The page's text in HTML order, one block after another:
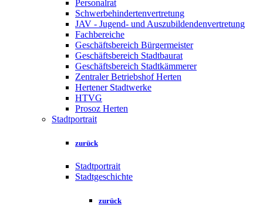
Personalrat
Schwerbehindertenvertretung
JAV - Jugend- und Auszubildendenvertretung
Fachbereiche
Geschäftsbereich Bürgermeister
Geschäftsbereich Stadtbaurat
Geschäftsbereich Stadtkämmerer
Zentraler Betriebshof Herten
Hertener Stadtwerke
HTVG
Prosoz Herten
Stadtportrait
zurück
Stadtportrait
Stadtgeschichte
zurück